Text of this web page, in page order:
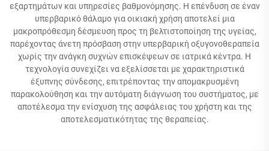
εξαρτημάτων και υπηρεσίες βαθμονόμησης. Η επένδυση σε έναν
υπερβαρικό θάλαμο για οικιακή χρήση αποτελεί μια
μακροπρόθεσμη δέσμευση προς τη βελτιστοποίηση της υγείας,
παρέχοντας άνετη πρόσβαση στην υπερβαρική οξυγονοθεραπεία
χωρίς την ανάγκη συχνών επισκέψεων σε ιατρικά κέντρα. Η
τεχνολογία συνεχίζει να εξελίσσεται με χαρακτηριστικά
έξυπνης σύνδεσης, επιτρέποντας την απομακρυσμένη
παρακολούθηση και την αυτόματη διάγνωση του συστήματος, με
αποτέλεσμα την ενίσχυση της ασφάλειας του χρήστη και της
αποτελεσματικότητας της θεραπείας.